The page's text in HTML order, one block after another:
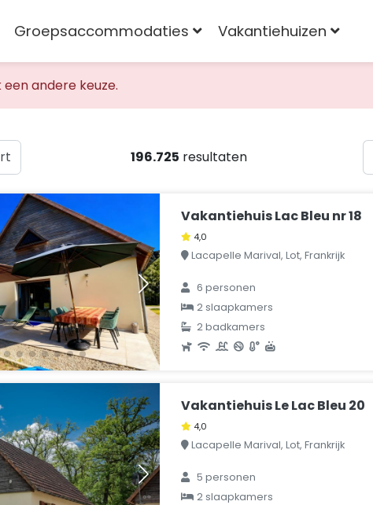
andere keuze.
196.725 resultaten
Vakantiehuis Lac Bleu nr 18
4,0
Lacapelle Marival, Lot, Frankrijk
6 personen
2 slaapkamers
2 badkamers
Vakantiehuis Le Lac Bleu 20
4,0
Lacapelle Marival, Lot, Frankrijk
5 personen
2 slaapkamers
Groepsaccommodaties Vakantiehuizen